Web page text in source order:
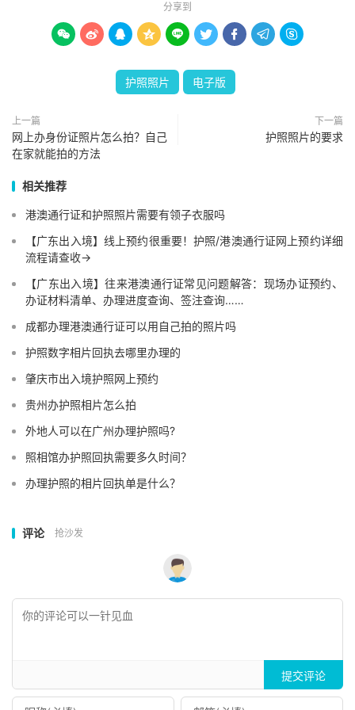
分享到
        
护照照片 电子版
上一篇
网上办身份证照片怎么拍？自己
在家就能拍的方法
下一篇
护照照片的要求
相关推荐
港澳通行证和护照照片需要有领子衣服吗
【广东出入境】线上预约很重要！护照/港澳通行证网上预约详细
流程请查收→
【广东出入境】往来港澳通行证常见问题解答：现场办证预约、
办证材料清单、办理进度查询、签注查询……
成都办理港澳通行证可以用自己拍的照片吗
护照数字相片回执去哪里办理的
肇庆市出入境护照网上预约
贵州办护照相片怎么拍
外地人可以在广州办理护照吗?
照相馆办护照回执需要多久时间？
办理护照的相片回执单是什么？
评论 抢沙发
提交评论